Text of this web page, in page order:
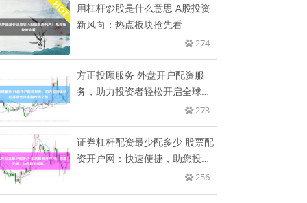
用杠杆炒股是什么意思 A股投资
新风向：热点板块抢先看
274
方正投顾服务 外盘开户配资服
务，助力投资者轻松开启全球金
273
证券杠杆配资最少配多少 股票配
资开户网：快速便捷，助您投资
256